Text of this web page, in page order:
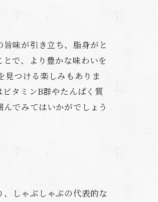
味が引き立ち、脂身がと
で、より豊かな味わいを
見つける楽しみもありま
タミンB群やたんぱく質
でみてはいかがでしょう
しゃぶしゃぶの代表的な